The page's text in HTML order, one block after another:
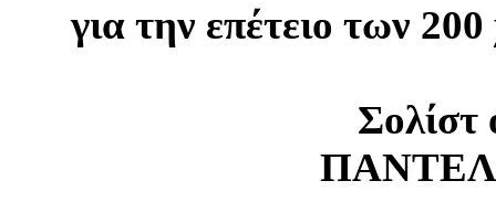
για την επέτειο των
Σολίστ